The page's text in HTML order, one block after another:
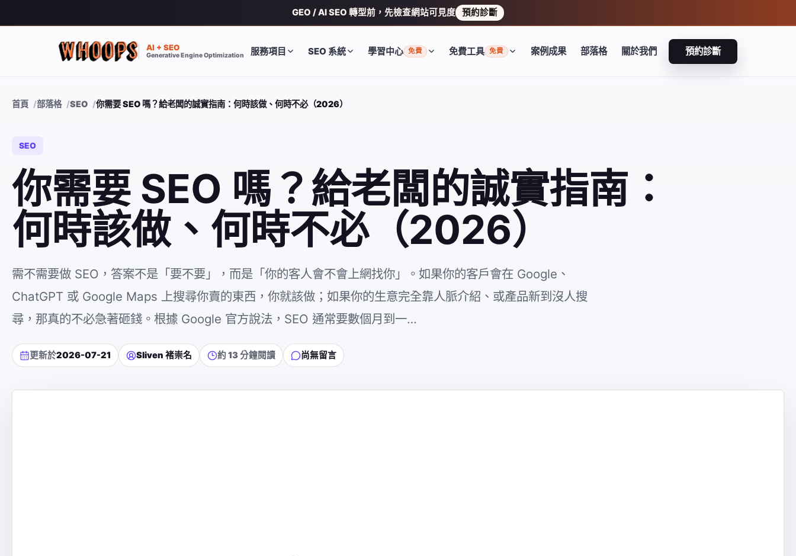
GEO / AI SEO 轉型前，先檢查網站可見度 預約診斷
AI + SEO
Generative Engine Optimization 服務項目 SEO 系統 學習中心 免費 免費工具 免費 案例成果 部落格 關於我們 預約診斷
首頁 部落格 SEO 你需要 SEO 嗎？給老闆的誠實指南：何時該做、何時不必（2026）
SEO
你需要 SEO 嗎？給老闆的誠實指南：
何時該做、何時不必（2026）
需不需要做 SEO，答案不是「要不要」，而是「你的客人會不會上網找你」。如果你的客戶會在 Google、
ChatGPT 或 Google Maps 上搜尋你賣的東西，你就該做；如果你的生意完全靠人脈介紹、或產品新到沒人搜
尋，那真的不必急著砸錢。根據 Google 官方說法，SEO 通常要數個月到一…
更新於2026-07-21 Sliven 褚崇名 約 13 分鐘閱讀 尚無留言